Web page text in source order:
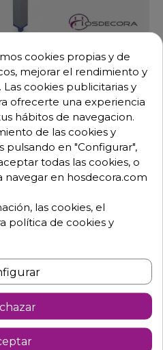
cm. 06-030106+
opciones
cookies propias y de
mejorar el rendimiento y
cookies publicitarias y
ofrecerte una experiencia
hábitos de navegacion.
de las cookies y
en "Configurar",
todas las cookies, o
navegar en hosdecora.com
las cookies, el
política de cookies y